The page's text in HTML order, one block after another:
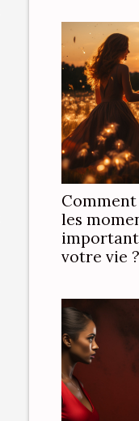
les
votre vie ?